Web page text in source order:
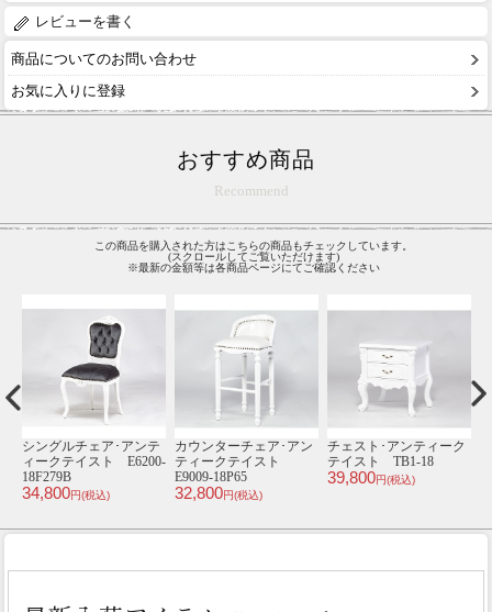
レビューを書く
商品についてのお問い合わせ
お気に入りに登録
おすすめ商品
Recommend
この商品を購入された方はこちらの商品もチェックしています。
(スクロールしてご覧いただけます)
※最新の金額等は各商品ページにてご確認ください
チェスト･アンティーク
テイスト TB5-18
46,800円(税込)
2.5人掛けソファ･アンテ
ィークテイスト E1167-
2.5-5P38B
98,800円(税込)
1人掛けソファ･アンテ
ィークテイスト
ST1008-1W-10F92B